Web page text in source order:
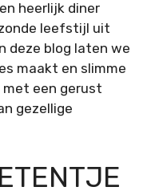
heerlijk diner
leefstijl uit
deze blog laten we
maakt en slimme
een gerust
gezellige